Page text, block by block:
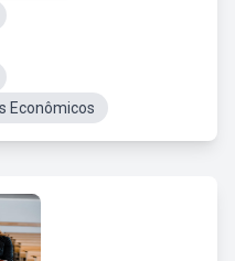
Econômicos